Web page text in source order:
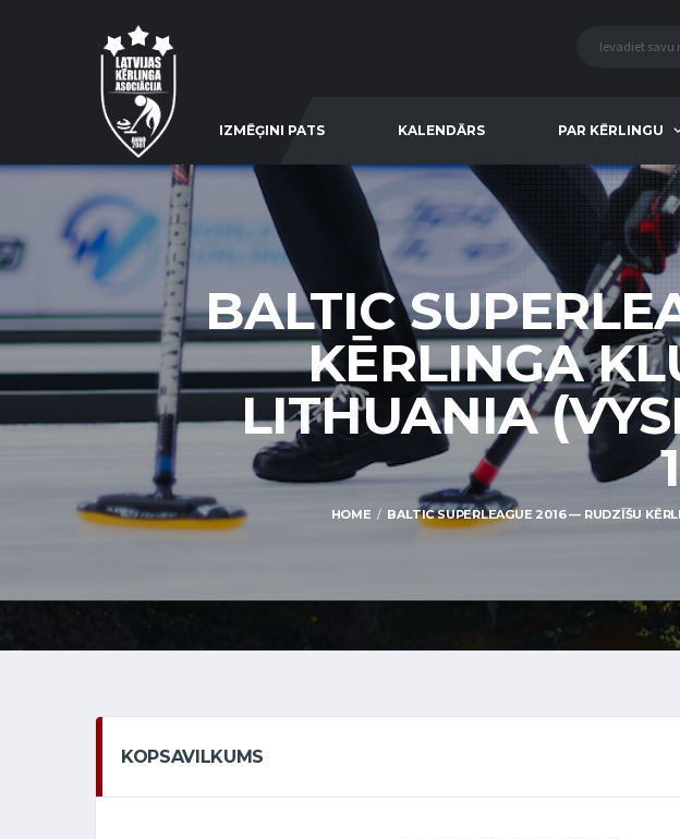
IZMĒĢINI PATS KALENDĀRS PAR KĒRLINGU
BALTIC
KĒRLINGA
LITHUANIA
HOME BALTIC SUPERLEAGUE 2016 — RUDZĪŠU
KOPSAVILKUMS